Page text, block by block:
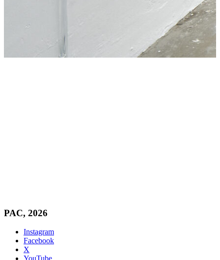
PAC, 2026
Instagram
Facebook
X